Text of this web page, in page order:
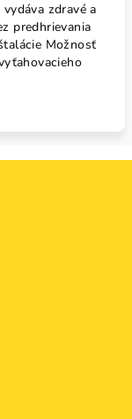
zdravé a
predhrievania
Možnosť